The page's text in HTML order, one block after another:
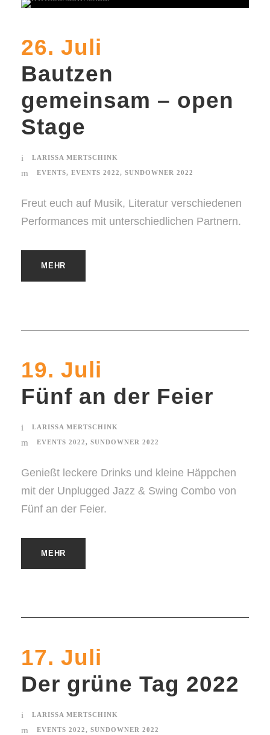
26. Juli
Bautzen
gemeinsam – open
Stage
LARISSA MERTSCHINK
EVENTS, EVENTS 2022, SUNDOWNER 2022
Freut euch auf Musik, Literatur verschiedenen
Performances mit unterschiedlichen Partnern.
MEHR
19. Juli
Fünf an der Feier
LARISSA MERTSCHINK
EVENTS 2022, SUNDOWNER 2022
Genießt leckere Drinks und kleine Häppchen
mit der Unplugged Jazz & Swing Combo von
Fünf an der Feier.
MEHR
17. Juli
Der grüne Tag 2022
LARISSA MERTSCHINK
EVENTS 2022, SUNDOWNER 2022